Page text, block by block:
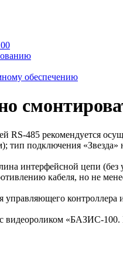
обеспечению
RS-485 рекомендуется
тип подключения «Звезда»
интерфейсной цепи (без
кабеля, но не
управляющего
видеороликом «БАЗИС-100.